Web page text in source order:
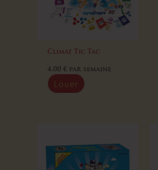
Climat Tic Tac
4,00 € par semaine
Louer